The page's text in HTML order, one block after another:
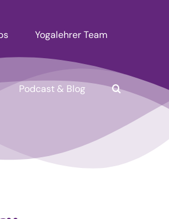
Yogalehrer Team
Podcast & Blog